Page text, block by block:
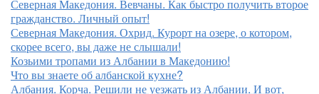
Северная Македония. Вевчаны. Как быстро получить второе
гражданство. Личный опыт!
Северная Македония. Охрид. Курорт на озере, о котором,
скорее всего, вы даже не слышали!
Козьими тропами из Албании в Македонию!
Что вы знаете об албанской кухне?
Албания. Корча. Решили не уезжать из Албании. И вот,